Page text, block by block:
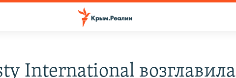
International возглавила